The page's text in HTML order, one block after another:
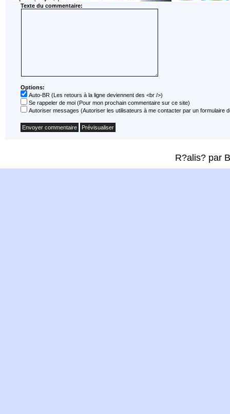
Texte du commentaire:
Options:
Auto-BR
(Les retours à la ligne deviennent des <br />)
Se rappeler de moi (Pour mon prochain commentaire sur ce site)
Autoriser messages (Autoriser les utilisateurs à me contacter par un formulaire
R?alis? par